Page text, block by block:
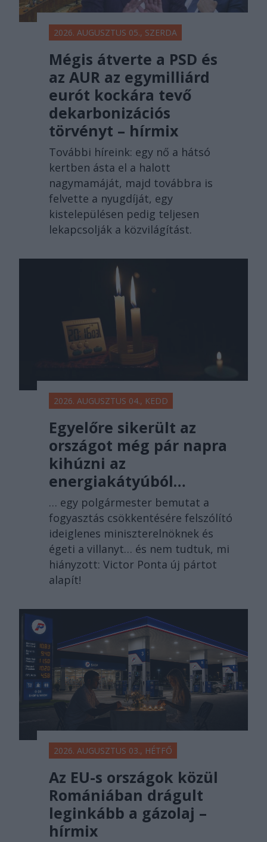
2026. AUGUSZTUS 05., SZERDA
Mégis átverte a PSD és
az AUR az egymilliárd
eurót kockára tevő
dekarbonizációs
törvényt – hírmix
További híreink: egy nő a hátsó
kertben ásta el a halott
nagymamáját, majd továbbra is
felvette a nyugdíját, egy
kistelepülésen pedig teljesen
lekapcsolják a közvilágítást.
2026. AUGUSZTUS 04., KEDD
Egyelőre sikerült az
országot még pár napra
kihúzni az
energiakátyúból…
… egy polgármester bemutat a
fogyasztás csökkentésére felszólító
ideiglenes miniszterelnöknek és
égeti a villanyt… és nem tudtuk, mi
hiányzott: Victor Ponta új pártot
alapít!
2026. AUGUSZTUS 03., HÉTFŐ
Az EU-s országok közül
Romániában drágult
leginkább a gázolaj –
hírmix